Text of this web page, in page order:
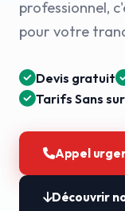
professionnel,
pour votre
Devis gratuit
Tarifs Sans
Appel
Découvrir